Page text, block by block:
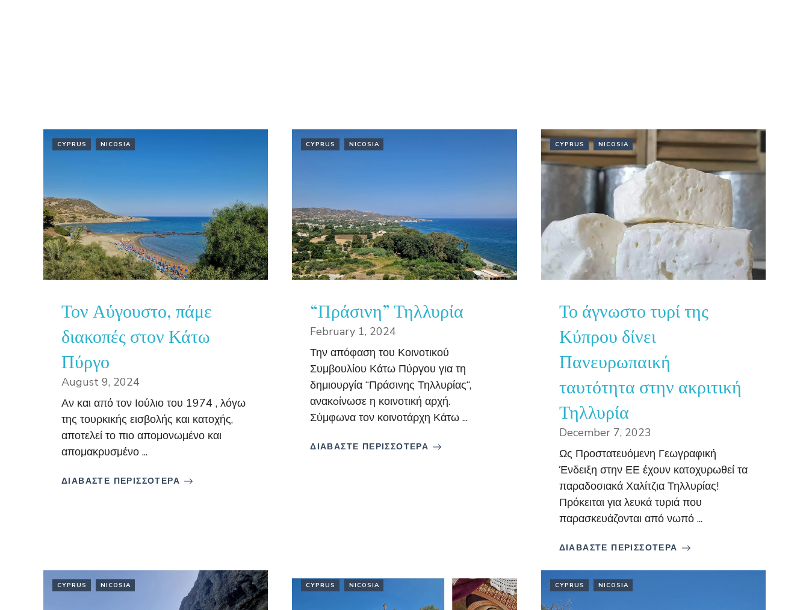
CYPRUS NICOSIA
Τον Αύγουστο, πάμε
διακοπές στον Κάτω
Πύργο
August 9, 2024
Αν και από τον Ιούλιο του 1974 , λόγω
της τουρκικής εισβολής και κατοχής,
αποτελεί το πιο απομονωμένο και
απομακρυσμένο ...
ΔΙΑΒΑΣΤΕ ΠΕΡΙΣΣΟΤΕΡΑ
CYPRUS NICOSIA
“Πράσινη” Τηλλυρία
February 1, 2024
Την απόφαση του Κοινοτικού
Συμβουλίου Κάτω Πύργου για τη
δημιουργία “Πράσινης Τηλλυρίας“,
ανακoίνωσε η κοινοτική αρχή.
Σύμφωνα τον κοινοτάρχη Κάτω ...
ΔΙΑΒΑΣΤΕ ΠΕΡΙΣΣΟΤΕΡΑ
CYPRUS NICOSIA
Το άγνωστο τυρί της
Κύπρου δίνει
Πανευρωπαική
ταυτότητα στην ακριτική
Τηλλυρία
December 7, 2023
Ως Προστατευόμενη Γεωγραφική
Ένδειξη στην ΕΕ έχουν κατοχυρωθεί τα
παραδοσιακά Χαλίτζια Τηλλυρίας!
Πρόκειται για λευκά τυριά που
παρασκευάζονται από νωπό ...
ΔΙΑΒΑΣΤΕ ΠΕΡΙΣΣΟΤΕΡΑ
CYPRUS NICOSIA CYPRUS NICOSIA CYPRUS NICOSIA